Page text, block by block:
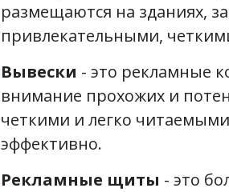
размещаются на зданиях,
привлекательными,
Вывески - это рекламные
внимание прохожих и
четкими и легко
эффективно.
Рекламные щиты - это